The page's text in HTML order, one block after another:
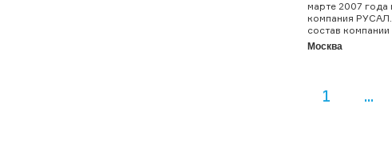
марте 2007
компания
состав компании
Москва
1 ...